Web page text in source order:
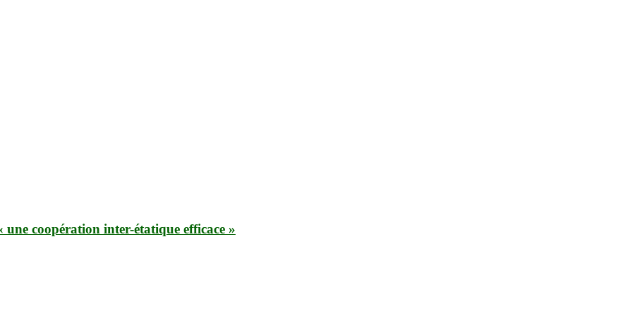
coopération inter-étatique efficace »